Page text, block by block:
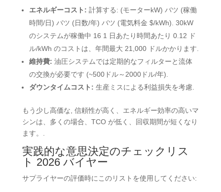
エネルギーコスト: 計算する: (モーターkW) バツ (稼働
時間/日) バツ (日数/年) バツ (電気料金 $/kWh). 30kW
のシステムが稼働中 16 1 日あたり時間あたり 0.12 ド
ル/kWh のコストは、年間最大 21,000 ドルかかります.
維持費: 油圧システムでは定期的なフィルターと流体
の交換が必要です (~500ドル～2000ドル/年).
ダウンタイムコスト: 生産ミスによる利益損失を考慮.
もう少し高価な, 信頼性が高く、エネルギー効率の高いマ
シンは、多くの場合、TCO が低く、回収期間が短くなり
ます。.
実践的な意思決定のチェックリス
ト 2026 バイヤー
サプライヤーの評価時にこのリストを使用してください: